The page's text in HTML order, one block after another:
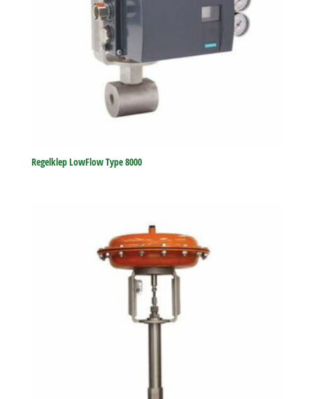
Regelklep LowFlow Type 8000